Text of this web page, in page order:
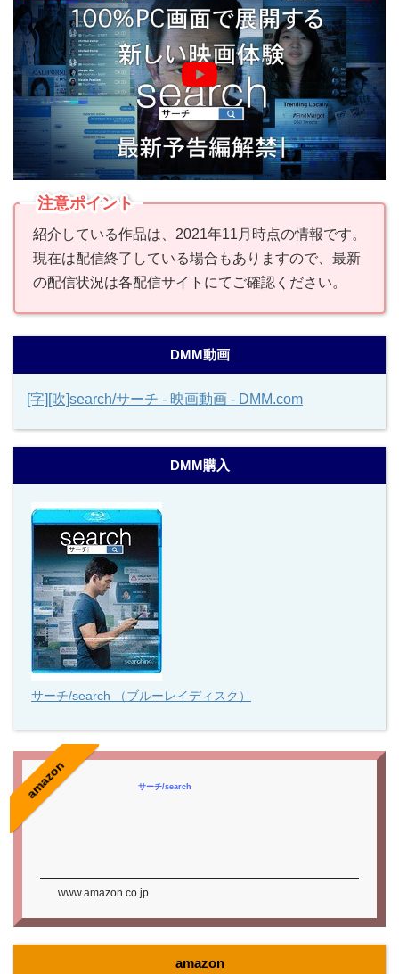
注意ポイント
紹介している作品は、2021年11月時点の情報です。
現在は配信終了している場合もありますので、最新
の配信状況は各配信サイトにてご確認ください。
DMM動画
[字][吹]search/サーチ - 映画動画 - DMM.com
DMM購入
サーチ/search （ブルーレイディスク）
amazon サーチ/search
www.amazon.co.jp
amazon